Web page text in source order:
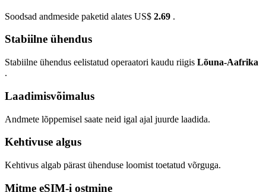
Soodsad andmeside paketid alates US$ 2.69 .
Stabiilne ühendus
Stabiilne ühendus eelistatud operaatori kaudu riigis Lõuna-Aafrika
.
Laadimisvõimalus
Andmete lõppemisel saate neid igal ajal juurde laadida.
Kehtivuse algus
Kehtivus algab pärast ühenduse loomist toetatud võrguga.
Mitme eSIM-i ostmine